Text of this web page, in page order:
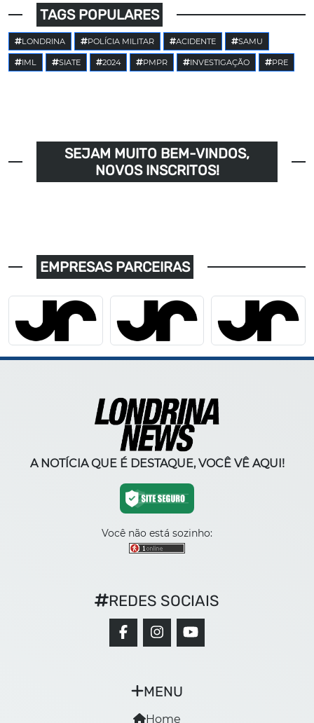
TAGS POPULARES
LONDRINA POLÍCIA MILITAR ACIDENTE SAMU
IML SIATE 2024 PMPR INVESTIGAÇÃO PRE
SEJAM MUITO BEM-VINDOS,
NOVOS INSCRITOS!
EMPRESAS PARCEIRAS
A NOTÍCIA QUE É DESTAQUE, VOCÊ VÊ AQUI!
Você não está sozinho:
MENU
Home
REDES SOCIAIS